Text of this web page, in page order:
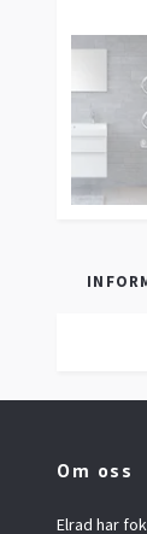
Om oss
Elrad har